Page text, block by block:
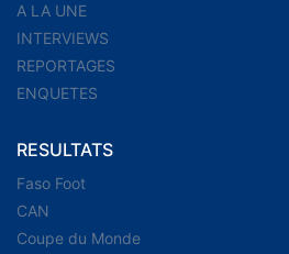
A LA UNE
INTERVIEWS
REPORTAGES
ENQUETES
RESULTATS
Faso Foot
CAN
Coupe du Monde